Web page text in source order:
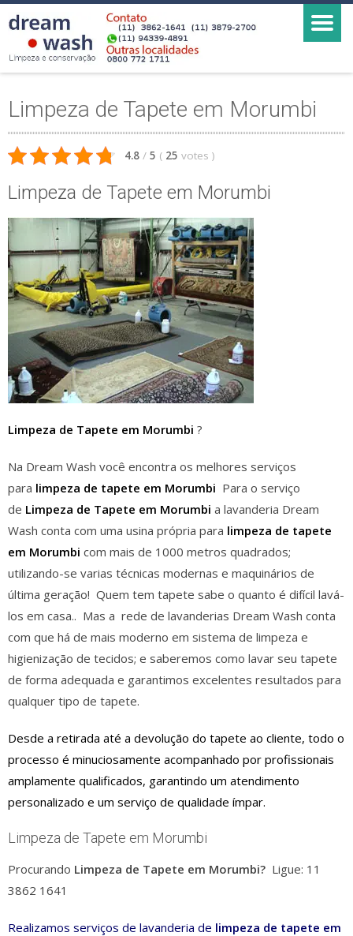
Limpeza de Tapete em Morumbi
4.8 / 5 ( 25 votes )
Limpeza de Tapete em Morumbi
Limpeza de Tapete em Morumbi ?
Na Dream Wash você encontra os melhores serviços
para limpeza de tapete em Morumbi Para o serviço
de Limpeza de Tapete em Morumbi a lavanderia Dream
Wash conta com uma usina própria para limpeza de tapete
em Morumbi com mais de 1000 metros quadrados;
utilizando-se varias técnicas modernas e maquinários de
última geração! Quem tem tapete sabe o quanto é difícil lavá-
los em casa.. Mas a rede de lavanderias Dream Wash conta
com que há de mais moderno em sistema de limpeza e
higienização de tecidos; e saberemos como lavar seu tapete
de forma adequada e garantimos excelentes resultados para
qualquer tipo de tapete.
Desde a retirada até a devolução do tapete ao cliente, todo o
processo é minuciosamente acompanhado por profissionais
amplamente qualificados, garantindo um atendimento
personalizado e um serviço de qualidade ímpar.
Limpeza de Tapete em Morumbi
Procurando Limpeza de Tapete em Morumbi? Ligue: 11
3862 1641
Realizamos serviços de lavanderia de limpeza de tapete em